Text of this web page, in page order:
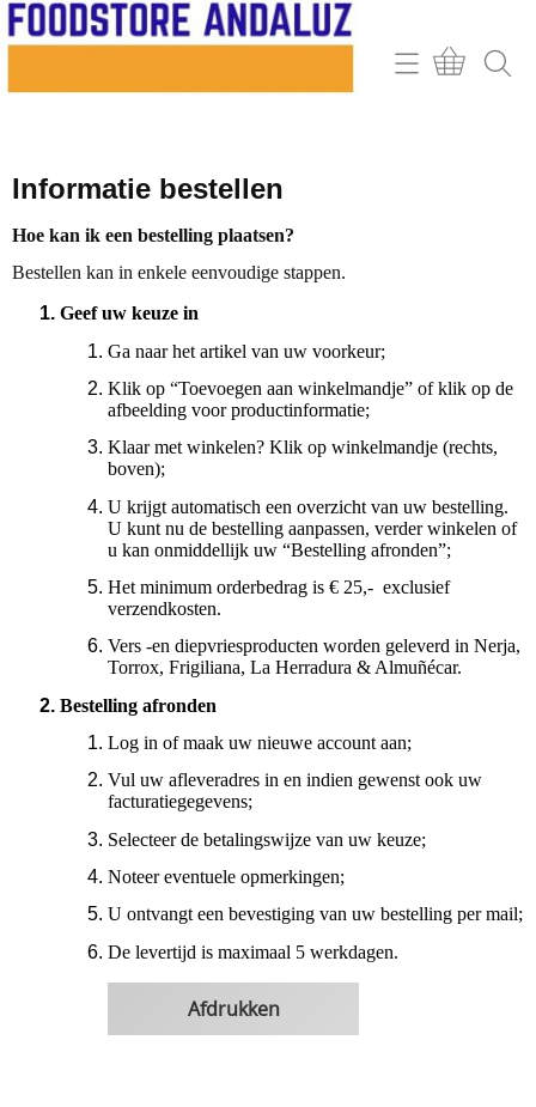
Home
Contact
Mijn account
Retour & klachten
Informatie bestellen
Hoe kan ik een bestelling plaatsen?
Bestellen kan in enkele eenvoudige stappen.
Geef uw keuze in
Ga naar het artikel van uw voorkeur;
Klik op “Toevoegen aan winkelmandje” of klik op de
afbeelding voor productinformatie;
Klaar met winkelen? Klik op winkelmandje (rechts,
boven);
U krijgt automatisch een overzicht van uw bestelling.
U kunt nu de bestelling aanpassen, verder winkelen of
u kan onmiddellijk uw “Bestelling afronden”;
Het minimum orderbedrag is € 25,- exclusief
verzendkosten.
Vers -en diepvriesproducten worden geleverd in Nerja,
Torrox, Frigiliana, La Herradura & Almuñécar.
Bestelling afronden
Log in of maak uw nieuwe account aan;
Vul uw afleveradres in en indien gewenst ook uw
facturatiegegevens;
Selecteer de betalingswijze van uw keuze;
Noteer eventuele opmerkingen;
U ontvangt een bevestiging van uw bestelling per mail;
De levertijd is maximaal 5 werkdagen.
Afdrukken